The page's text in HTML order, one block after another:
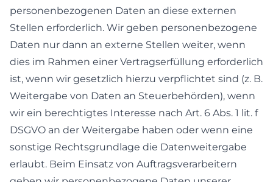
personenbezogenen Daten an diese externen
Stellen erforderlich. Wir geben personenbezogene
Daten nur dann an externe Stellen weiter, wenn
dies im Rahmen einer Vertragserfüllung erforderlich
ist, wenn wir gesetzlich hierzu verpflichtet sind (z. B.
Weitergabe von Daten an Steuerbehörden), wenn
wir ein berechtigtes Interesse nach Art. 6 Abs. 1 lit. f
DSGVO an der Weitergabe haben oder wenn eine
sonstige Rechtsgrundlage die Datenweitergabe
erlaubt. Beim Einsatz von Auftragsverarbeitern